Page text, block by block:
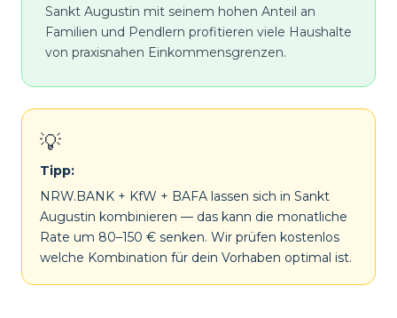
Sankt Augustin mit seinem hohen Anteil an
Familien und Pendlern profitieren viele Haushalte
von praxisnahen Einkommensgrenzen.
💡
Tipp:
NRW.BANK + KfW + BAFA lassen sich in Sankt
Augustin kombinieren — das kann die monatliche
Rate um 80–150 € senken. Wir prüfen kostenlos
welche Kombination für dein Vorhaben optimal ist.